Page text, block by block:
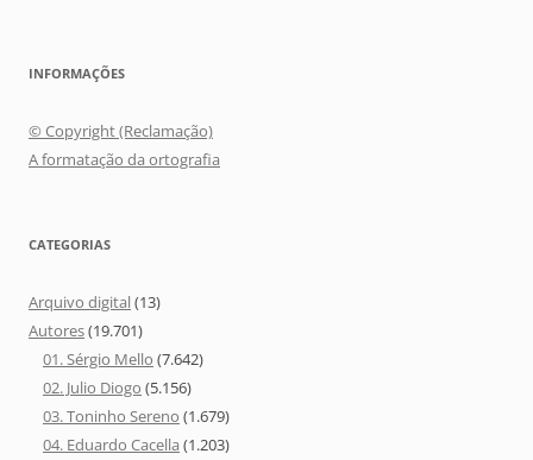
INFORMAÇÕES
© Copyright (Reclamação)
A formatação da ortografia
CATEGORIAS
Arquivo digital(13)
Autores(19.701)
01. Sérgio Mello (7.642)
02. Julio Diogo (5.156)
03. Toninho Sereno (1.679)
04. Eduardo Cacella (1.203)